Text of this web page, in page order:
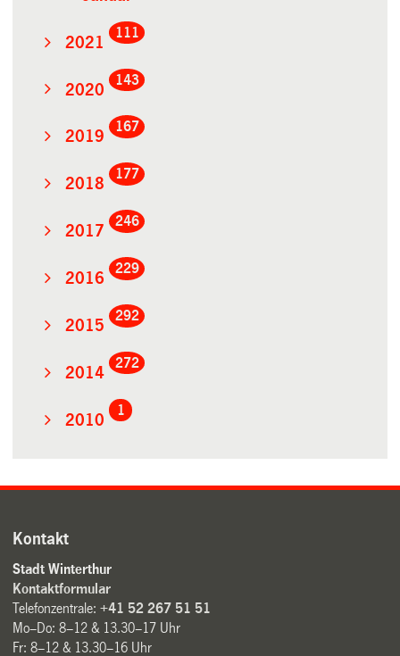
2021
111
2020
143
2019
167
2018
177
2017
246
2016
229
2015
292
2014
272
2010
1
Kontakt
Stadt Winterthur
Kontaktformular
Telefonzentrale:+41 52 267 51 51
Mo–Do: 8–12 & 13.30–17 Uhr
Fr: 8–12 & 13.30–16 Uhr